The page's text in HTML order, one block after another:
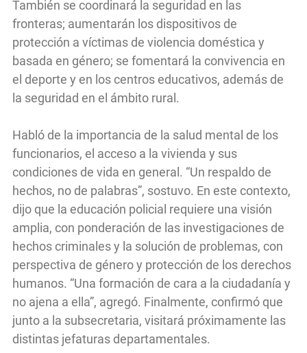
También se coordinará la seguridad en las
fronteras; aumentarán los dispositivos de
protección a víctimas de violencia doméstica y
basada en género; se fomentará la convivencia en
el deporte y en los centros educativos, además de
la seguridad en el ámbito rural.
Habló de la importancia de la salud mental de los
funcionarios, el acceso a la vivienda y sus
condiciones de vida en general. “Un respaldo de
hechos, no de palabras”, sostuvo. En este contexto,
dijo que la educación policial requiere una visión
amplia, con ponderación de las investigaciones de
hechos criminales y la solución de problemas, con
perspectiva de género y protección de los derechos
humanos. “Una formación de cara a la ciudadanía y
no ajena a ella”, agregó. Finalmente, confirmó que
junto a la subsecretaria, visitará próximamente las
distintas jefaturas departamentales.